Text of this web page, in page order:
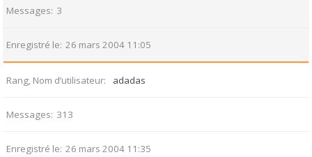
Messages 3
Enregistré le 26 mars 2004 11:05
Rang, Nom d’utilisateur adadas
Messages 313
Enregistré le 26 mars 2004 11:35